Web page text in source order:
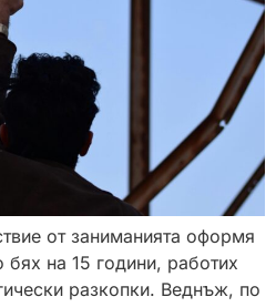
от заниманията оформя
бях на 15 години, работих
разкопки. Веднъж, по